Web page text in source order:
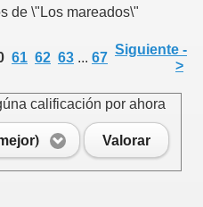
de \"Los mareados\"
61 62 63 ... 67
Siguiente -
>
calificación por ahora
Valorar